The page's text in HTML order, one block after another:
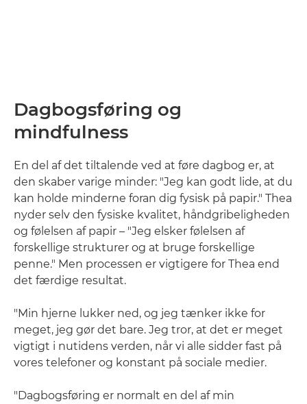
Dagbogsføring og
mindfulness
En del af det tiltalende ved at føre dagbog er, at
den skaber varige minder: "Jeg kan godt lide, at du
kan holde minderne foran dig fysisk på papir." Thea
nyder selv den fysiske kvalitet, håndgribeligheden
og følelsen af papir – "Jeg elsker følelsen af
forskellige strukturer og at bruge forskellige
penne." Men processen er vigtigere for Thea end
det færdige resultat.
"Min hjerne lukker ned, og jeg tænker ikke for
meget, jeg gør det bare. Jeg tror, at det er meget
vigtigt i nutidens verden, når vi alle sidder fast på
vores telefoner og konstant på sociale medier.
"Dagbogsføring er normalt en del af min